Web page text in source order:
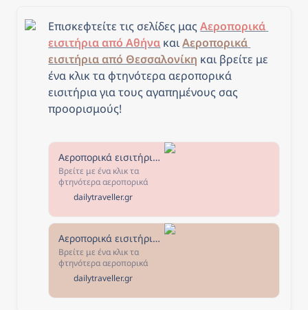
Επισκεφτείτε τις σελίδες μας Αεροπορικά
εισιτήρια από Αθήνα και Αεροπορικά
εισιτήρια από Θεσσαλονίκη και βρείτε με
ένα κλικ τα φτηνότερα αεροπορικά
εισιτήρια για τους αγαπημένους σας
προορισμούς!
Αεροπορικά εισιτήρια από Αθήνα - The Daily Traveller
Βρείτε με ένα κλικ τα
φτηνότερα αεροπορικά
εισιτήρια από Αθήνα για
τους αγαπημένους σας
προορισμούς! Επιλέξτε τον
προορισμό που σας
ενδιαφέρει, κλείστε τα
εισιτήριά σας και... καλό
ταξίδι!
dailytraveller.gr
Αεροπορικά εισιτήρια από Θεσσαλονίκη - The Daily Traveller
Βρείτε με ένα κλικ τα
φτηνότερα αεροπορικά
εισιτήρια από Θεσσαλονίκη
για τους αγαπημένους σας
προορισμούς! Επιλέξτε τον
dailytraveller.gr